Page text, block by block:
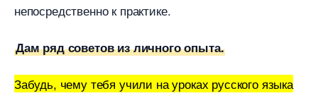
непосредственно к практике.
Дам ряд советов из личного опыта.
Забудь, чему тебя учили на уроках русского языка